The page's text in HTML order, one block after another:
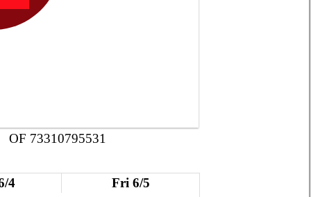
OF 73310795531
4 Fri 6/5